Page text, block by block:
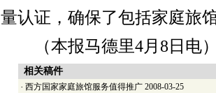
量认证，确保了包括家庭旅
（本报马德里4月8日电
相关稿件
· 西方国家家庭旅馆服务值得推广 2008-03-25